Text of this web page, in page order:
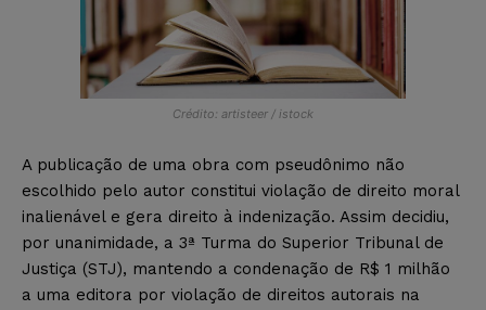
Crédito: artisteer / istock
A publicação de uma obra com pseudônimo não
escolhido pelo autor constitui violação de direito moral
inalienável e gera direito à indenização. Assim decidiu,
por unanimidade, a 3ª Turma do Superior Tribunal de
Justiça (STJ), mantendo a condenação de R$ 1 milhão
a uma editora por violação de direitos autorais na